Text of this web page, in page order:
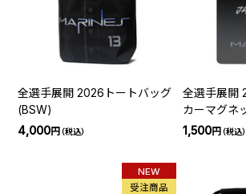
全選手展開 2026トートバッグ
(BSW)
4,000円（税込）
全選手展開
カーマグネ
1,500円（税込）
NEW
受注商品